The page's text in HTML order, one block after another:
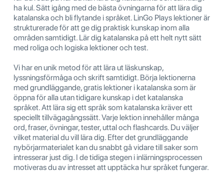
ha kul. Sätt igång med de bästa övningarna för att lära dig
katalanska och bli flytande i språket. LinGo Plays lektioner är
strukturerade för att ge dig praktisk kunskap inom alla
områden samtidigt. Lär dig katalanska på ett helt nytt sätt
med roliga och logiska lektioner och test.
Vi har en unik metod för att lära ut läskunskap,
lyssningsförmåga och skrift samtidigt. Börja lektionerna
med grundläggande, gratis lektioner i katalanska som är
öppna för alla utan tidigare kunskap i det katalanska
språket. Att lära sig ett språk som katalanska kräver ett
speciellt tillvägagångssätt. Varje lektion innehåller många
ord, fraser, övningar, tester, uttal och flashcards. Du väljer
vilket material du vill lära dig. Efter det grundläggande
nybörjarmaterialet kan du snabbt gå vidare till saker som
intresserar just dig. I de tidiga stegen i inlärningsprocessen
motiveras du av intresset att upptäcka hur språket fungerar.